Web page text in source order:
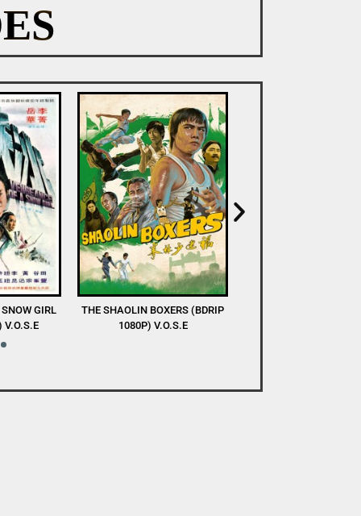
(BDRIP
DEVA (WEB-DL 1080P) V.O.S.E